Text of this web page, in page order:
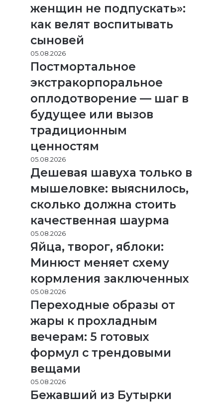
женщин не подпускать»:
как велят воспитывать
сыновей
05.08.2026
Постмортальное
экстракорпоральное
оплодотворение — шаг в
будущее или вызов
традиционным
ценностям
05.08.2026
Дешевая шавуха только в
мышеловке: выяснилось,
сколько должна стоить
качественная шаурма
05.08.2026
Яйца, творог, яблоки:
Минюст меняет схему
кормления заключенных
05.08.2026
Переходные образы от
жары к прохладным
вечерам: 5 готовых
формул с трендовыми
вещами
05.08.2026
Бежавший из Бутырки